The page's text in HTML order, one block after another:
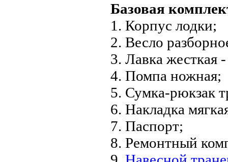
Базовая
1. Корпус лодки;
2. Весло
3. Лавка жесткая
4. Помпа ножная;
5. Сумка-рюкзак
6. Накладка
7. Паспорт;
8. Ремонтный